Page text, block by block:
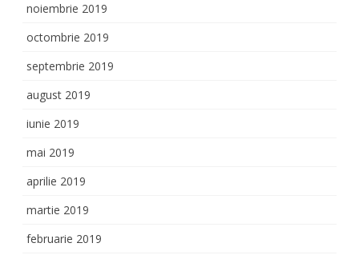
noiembrie 2019
octombrie 2019
septembrie 2019
august 2019
iunie 2019
mai 2019
aprilie 2019
martie 2019
februarie 2019